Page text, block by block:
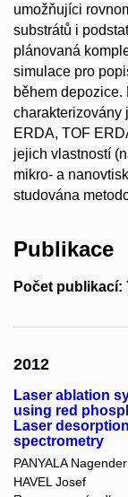
umožňujíci
substrátů i
plánovaná
simulace pro
během
charakterizovány
ERDA, TOF
jejich vlastností
mikro- a
studována
Publikace
Počet publikací:
2012
Laser ablation
using red
Laser
spectrometry
PANYALA
HAVEL Josef